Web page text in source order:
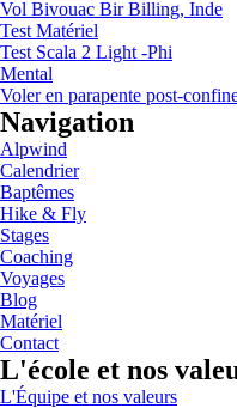
Vol Bivouac Bir Billing, Inde
Test Matériel
Test Scala 2 Light -Phi
Mental
Voler en parapente post-
Navigation
Alpwind
Calendrier
Baptêmes
Hike & Fly
Stages
Coaching
Voyages
Blog
Matériel
Contact
L'école et nos
L'Équipe et nos valeurs